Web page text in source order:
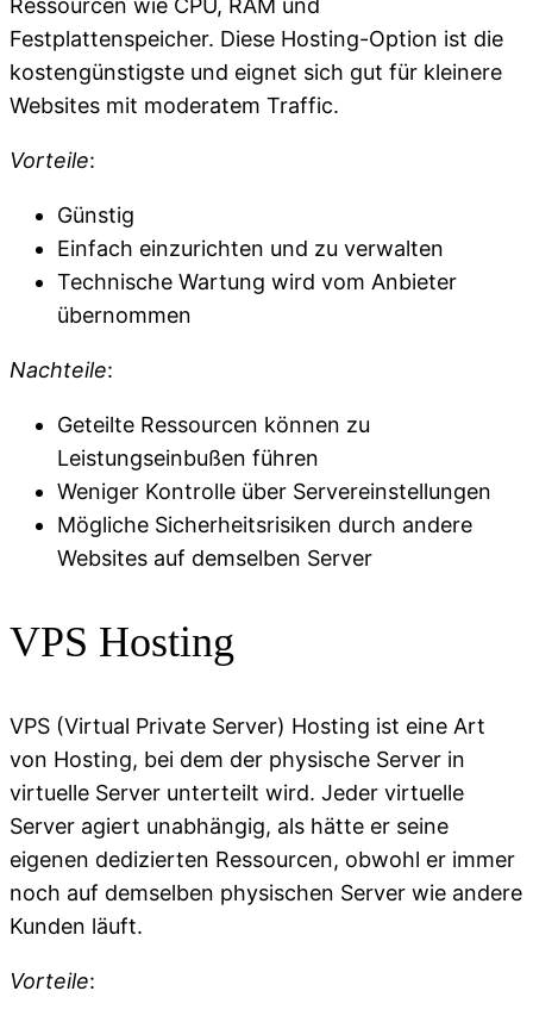
Ressourcen wie CPU, RAM und
Festplattenspeicher. Diese Hosting-Option ist die
kostengünstigste und eignet sich gut für kleinere
Websites mit moderatem Traffic.
Vorteile:
Günstig
Einfach einzurichten und zu verwalten
Technische Wartung wird vom Anbieter
übernommen
Nachteile:
Geteilte Ressourcen können zu
Leistungseinbußen führen
Weniger Kontrolle über Servereinstellungen
Mögliche Sicherheitsrisiken durch andere
Websites auf demselben Server
VPS Hosting
VPS (Virtual Private Server) Hosting ist eine Art
von Hosting, bei dem der physische Server in
virtuelle Server unterteilt wird. Jeder virtuelle
Server agiert unabhängig, als hätte er seine
eigenen dedizierten Ressourcen, obwohl er immer
noch auf demselben physischen Server wie andere
Kunden läuft.
Vorteile: